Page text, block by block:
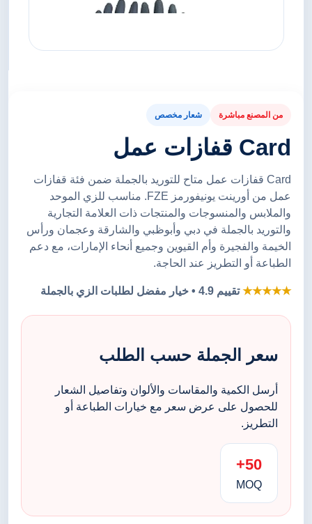
من المصنع مباشرة شعار مخصص
Card قفازات عمل
Card قفازات عمل متاح للتوريد بالجملة ضمن فئة قفازات
عمل من أورينت يونيفورمز FZE. مناسب للزي الموحد
والملابس والمنسوجات والمنتجات ذات العلامة التجارية
والتوريد بالجملة في دبي وأبوظبي والشارقة وعجمان ورأس
الخيمة والفجيرة وأم القيوين وجميع أنحاء الإمارات، مع دعم
الطباعة أو التطريز عند الحاجة.
★★★★★تقييم 4.9 • خيار مفضل لطلبات الزي بالجملة
سعر الجملة حسب الطلب
أرسل الكمية والمقاسات والألوان وتفاصيل الشعار
للحصول على عرض سعر مع خيارات الطباعة أو
التطريز.
50+
MOQ